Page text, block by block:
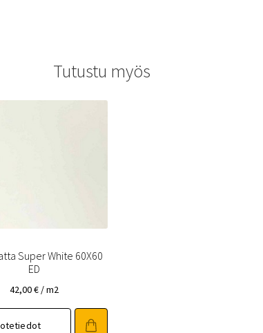
Tutustu myös
Super White 60X60
ED
42,00€ / m2